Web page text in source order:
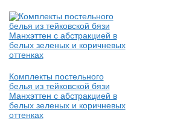
Комплекты постельного
белья из тейковской бязи
Манхэттен с абстракцией в
белых зеленых и коричневых
оттенках